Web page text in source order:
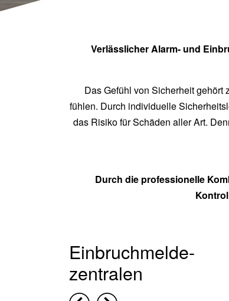
Verlässlicher Alarm- und
Das Gefühl von Sicherheit
fühlen. Durch individuelle
das Risiko für Schäden aller Art.
Durch die professionelle
Einbruchmelde-
zentralen